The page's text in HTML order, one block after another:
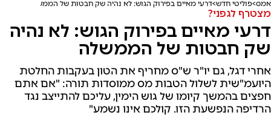
אמס פוליטי חדש דרעי מאיים בפירוק הגוש: לא נהיה שק חבטות של הממשלה
מצטרף לגפני?
דרעי מאיים בפירוק הגוש: לא נהיה
שק חבטות של הממשלה
אחרי דגל, גם יו"ר ש"ס מחריף את הטון בעקבות החלטת
היועמ"שית לשלול הטבות מס ממוסדות תורה: "אם אתם
חפצים בהמשך קיומו של גוש הימין, עליכם להתייצב נגד
הרדיפה הנפשעת הזו. קולכם אינו נשמע"